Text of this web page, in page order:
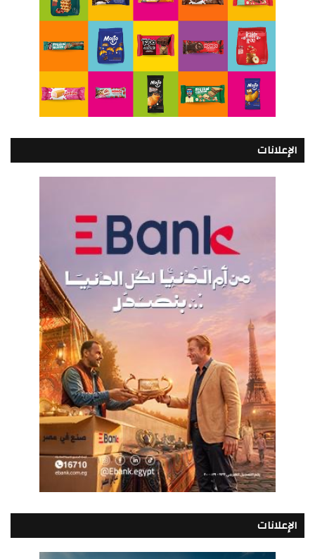
الإعلانات
الإعلانات